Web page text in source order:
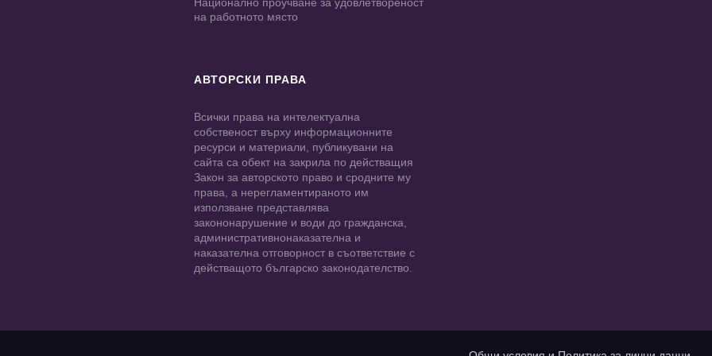
Национално проучване за удовлетвореност
на работното място
АВТОРСКИ ПРАВА
Всички права на интелектуална
собственост върху информационните
ресурси и материали, публикувани на
сайта са обект на закрила по действащия
Закон за авторското право и сродните му
права, а нерегламентираното им
използване представлява
закононарушение и води до гражданска,
административнонаказателна и
наказателна отговорност в съответствие с
действащото българско законодателство.